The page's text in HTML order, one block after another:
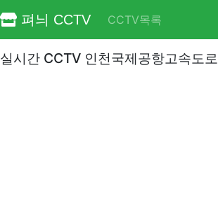
펴늬 CCTV CCTV목록
실시간 CCTV 인천국제공항고속도로